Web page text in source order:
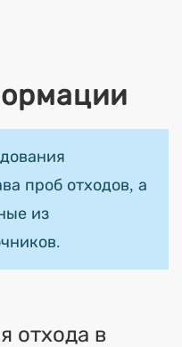
проб отходов, а
из
отхода в